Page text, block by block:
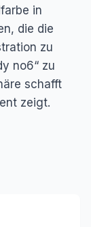
in
die die
zu
no6“ zu
schafft
zeigt.